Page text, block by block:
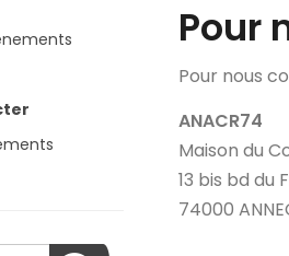
Pour
Pour nous
ANACR74
Maison du
13 bis bd du
74000